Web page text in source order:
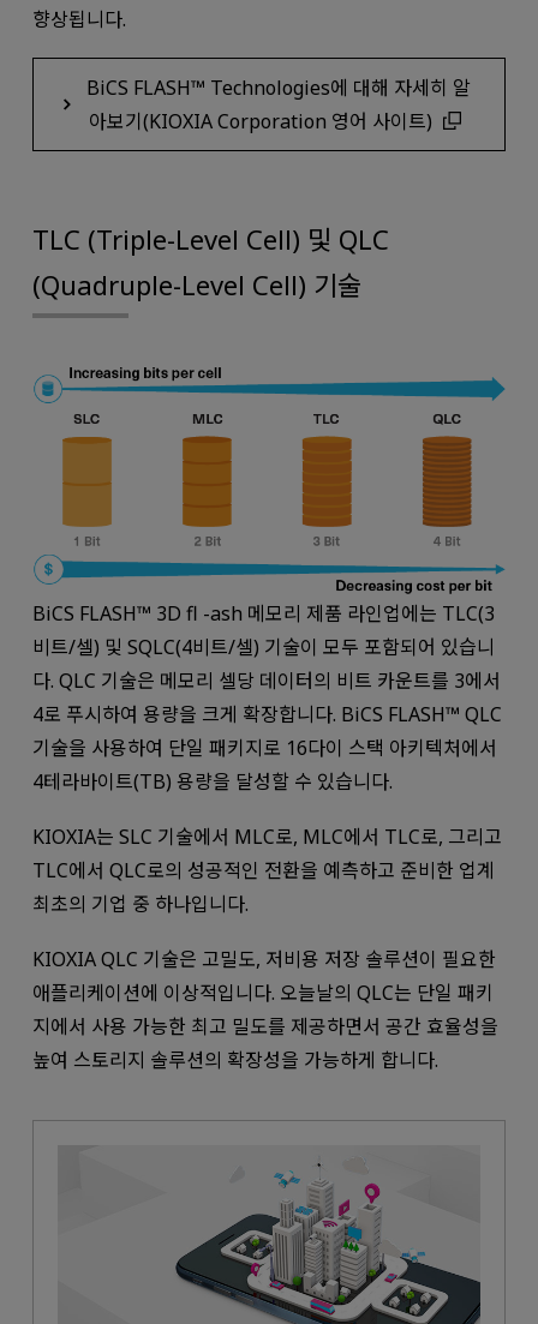
향상됩니다.
BiCS FLASH™ Technologies에 대해 자세히 알
아보기(KIOXIA Corporation 영어 사이트)
TLC (Triple-Level Cell) 및 QLC
(Quadruple-Level Cell) 기술
BiCS FLASH™ 3D fl -ash 메모리 제품 라인업에는 TLC(3
비트/셀) 및 SQLC(4비트/셀) 기술이 모두 포함되어 있습니
다. QLC 기술은 메모리 셀당 데이터의 비트 카운트를 3에서
4로 푸시하여 용량을 크게 확장합니다. BiCS FLASH™ QLC
기술을 사용하여 단일 패키지로 16다이 스택 아키텍처에서
4테라바이트(TB) 용량을 달성할 수 있습니다.
KIOXIA는 SLC 기술에서 MLC로, MLC에서 TLC로, 그리고
TLC에서 QLC로의 성공적인 전환을 예측하고 준비한 업계
최초의 기업 중 하나입니다.
KIOXIA QLC 기술은 고밀도, 저비용 저장 솔루션이 필요한
애플리케이션에 이상적입니다. 오늘날의 QLC는 단일 패키
지에서 사용 가능한 최고 밀도를 제공하면서 공간 효율성을
높여 스토리지 솔루션의 확장성을 가능하게 합니다.